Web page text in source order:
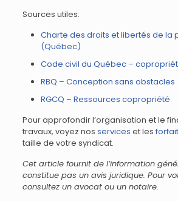
Sources utiles:
Charte des droits et libertés de la
(Québec)
Code civil du Québec –
RBQ – Conception sans obstacles
RGCQ – Ressources copropriété
Pour approfondir l’organisation et le
travaux, voyez nos services et les
taille de votre syndicat.
Cet article fournit de l’information
constitue pas un avis juridique. Pour
consultez un avocat ou un notaire.